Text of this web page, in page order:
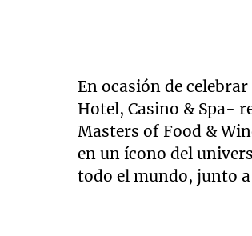
En ocasión de
Hotel, Casino & Spa-
Masters of Food &
en un ícono del
todo el mundo, junto a